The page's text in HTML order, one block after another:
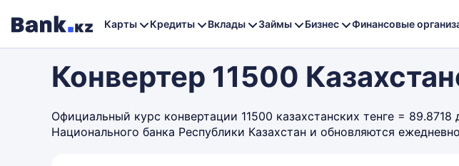
Карты Кредиты Вклады Займы Бизнес Финансовые
Конвертер 11500
Официальный курс конвертации 11500 казахстанских тенге =
Национального банка Республики Казахстан и обновляются